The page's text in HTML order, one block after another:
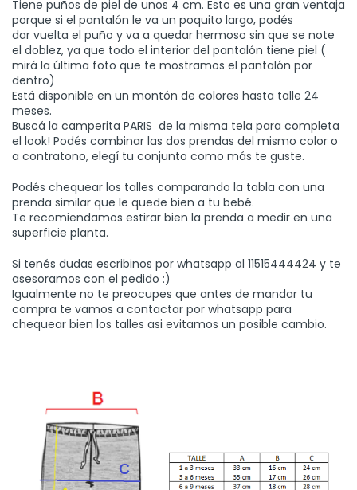
Tiene puños de piel de unos 4 cm. Esto es una gran ventaja
porque si el pantalón le va un poquito largo, podés
dar vuelta el puño y va a quedar hermoso sin que se note
el doblez, ya que todo el interior del pantalón tiene piel (
mirá la última foto que te mostramos el pantalón por
dentro)
Está disponible en un montón de colores hasta talle 24
meses.
Buscá la camperita PARIS de la misma tela para completa
el look! Podés combinar las dos prendas del mismo color o
a contratono, elegí tu conjunto como más te guste.
Podés chequear los talles comparando la tabla con una
prenda similar que le quede bien a tu bebé.
Te recomiendamos estirar bien la prenda a medir en una
superficie planta.
Si tenés dudas escribinos por whatsapp al 11515444424 y te
asesoramos con el pedido :)
Igualmente no te preocupes que antes de mandar tu
compra te vamos a contactar por whatsapp para
chequear bien los talles asi evitamos un posible cambio.